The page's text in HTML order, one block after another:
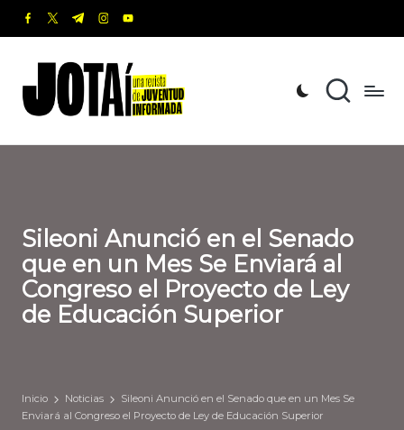
Saltar
contenido
facebook.com
twitter.com
t.me instagram.com
youtube.com
o
t
revista
de
Informada
Sileoni Anunció en el Senado
que en un Mes Se Enviará al
Congreso el Proyecto de Ley
de Educación Superior
Inicio Noticias
Sileoni Anunció en el Senado que en un Mes Se
Enviará al Congreso el Proyecto de Ley de Educación Superior